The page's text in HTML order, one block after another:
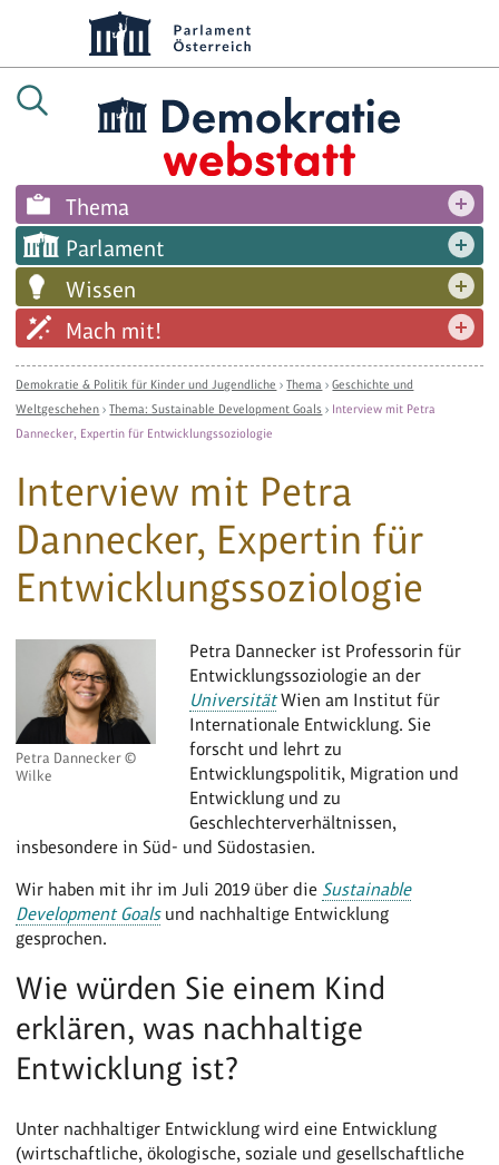
Thema
Parlament
Wissen
Mach mit!
Demokratie & Politik für Kinder und Jugendliche ›Thema ›Geschichte und
Weltgeschehen ›Thema: Sustainable Development Goals › Interview mit Petra
Dannecker, Expertin für Entwicklungssoziologie
Interview mit Petra
Dannecker, Expertin für
Entwicklungssoziologie
Petra Dannecker ©
Wilke
Petra Dannecker ist Professorin für
Entwicklungssoziologie an der
UniversitätWien am Institut für
Internationale Entwicklung. Sie
forscht und lehrt zu
Entwicklungspolitik, Migration und
Entwicklung und zu
Geschlechterverhältnissen,
insbesondere in Süd- und Südostasien.
Wir haben mit ihr im Juli 2019 über die Sustainable
Development Goalsund nachhaltige Entwicklung
gesprochen.
Wie würden Sie einem Kind
erklären, was nachhaltige
Entwicklung ist?
Unter nachhaltiger Entwicklung wird eine Entwicklung
(wirtschaftliche, ökologische, soziale und gesellschaftliche